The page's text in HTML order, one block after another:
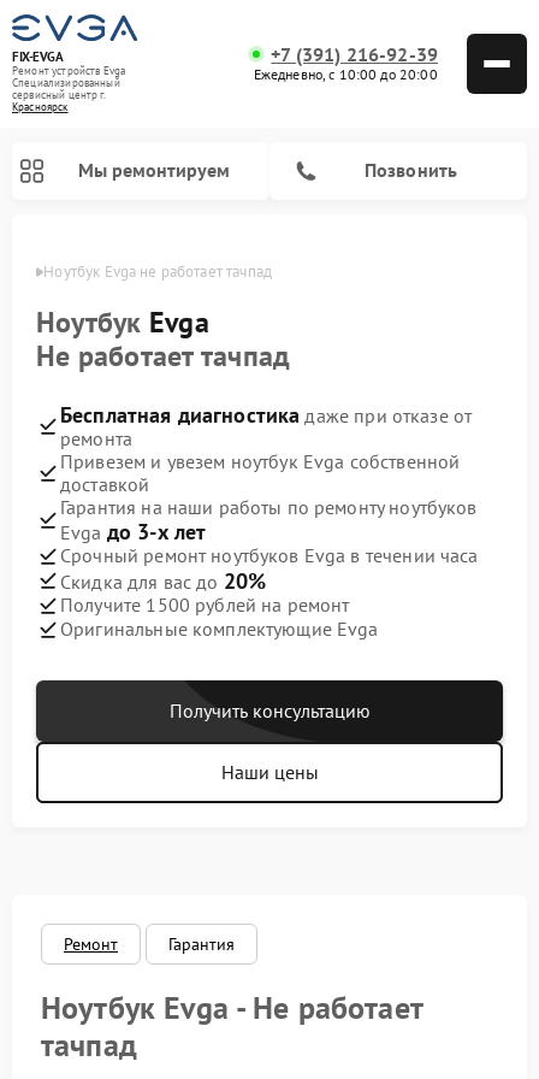
FIX-EVGA
Ремонт устройств Evga
Специализированный
cервисный центр г.
Красноярск
+7 (391) 216-92-39
Ежедневно, с 10:00 до 20:00
Мы ремонтируем Позвонить
Ноутбук Evga не работает тачпад
Ноутбук Evga
Не работает тачпад
Бесплатная диагностика даже при отказе от
ремонта
Привезем и увезем ноутбук Evga собственной
доставкой
Гарантия на наши работы по ремонту ноутбуков
Evga до 3-х лет
Срочный ремонт ноутбуков Evga в течении часа
Скидка для вас до 20%
Получите 1500 рублей на ремонт
Оригинальные комплектующие Evga
Получить консультацию
Наши цены
Ремонт Гарантия
Ноутбук Evga - Не работает
тачпад